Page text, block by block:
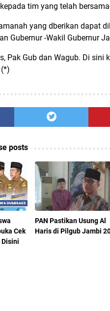
tim yang telah
yang dberikan dapat
Gubernur -Wakil Gubernur
Pak Gub dan Wagub. Di
posts
Cek
Disini
PAN Pastikan Usung Al
Haris di Pilgub Jambi